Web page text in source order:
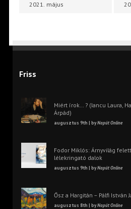
2021. május
Friss
Miért írok… ? (Iancu Laura,
Árpád)
augusztus 9th | byNapút Online
Fodor Miklós: Árnyvilág
lélekringató dalok
augusztus 9th | byNapút Online
Ősz a Hargitán – Pálfi István
augusztus 8th | byNapút Online